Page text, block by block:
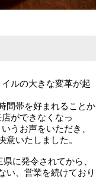
ルの大きな変革が起
間帯を好まれることか
ができなくなっ
うお声をいただき、
意いたしました。
に発令されてから、
い、営業を続けており